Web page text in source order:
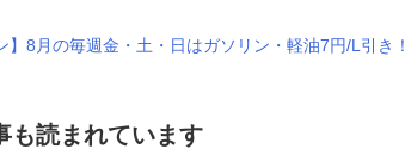
】8月の毎週金・土・日はガソリン・軽油7円/L引き
も読まれています